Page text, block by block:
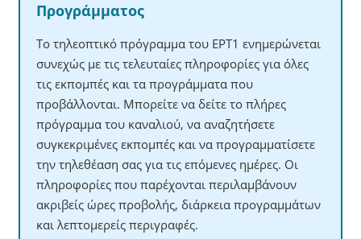
Προγράμματος
Το τηλεοπτικό πρόγραμμα του ΕΡΤ1 ενημερώνεται
συνεχώς με τις τελευταίες πληροφορίες για όλες
τις εκπομπές και τα προγράμματα που
προβάλλονται. Μπορείτε να δείτε το πλήρες
πρόγραμμα του καναλιού, να αναζητήσετε
συγκεκριμένες εκπομπές και να προγραμματίσετε
την τηλεθέαση σας για τις επόμενες ημέρες. Οι
πληροφορίες που παρέχονται περιλαμβάνουν
ακριβείς ώρες προβολής, διάρκεια προγραμμάτων
και λεπτομερείς περιγραφές.